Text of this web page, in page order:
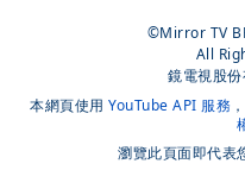
©Mirror TV
All
鏡電視股
本網頁使用 YouTube API 服務
瀏覽此頁面即代表